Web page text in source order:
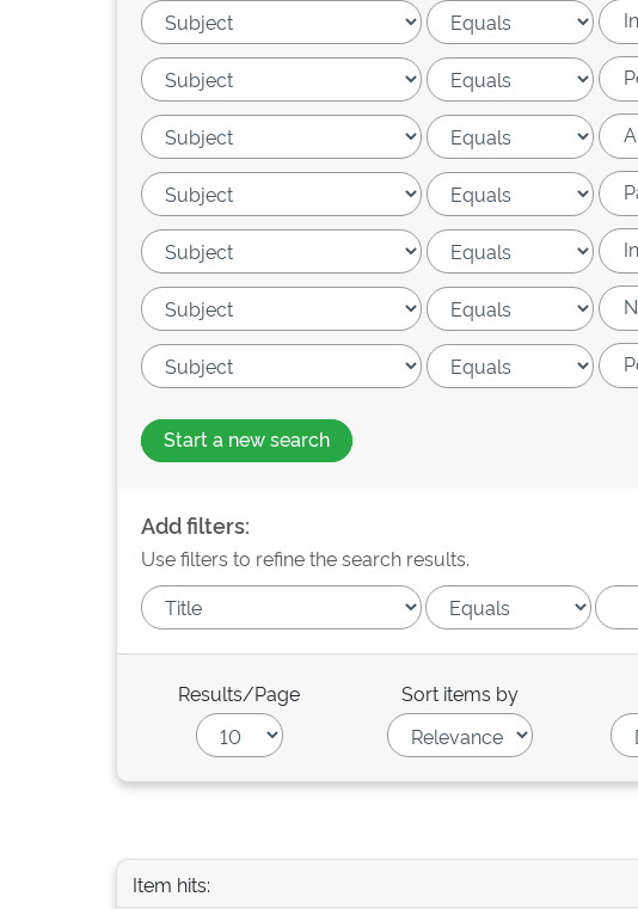
Start a new search
Add filters:
Use filters to refine the search results.
Results/Page Sort items by
Item hits: